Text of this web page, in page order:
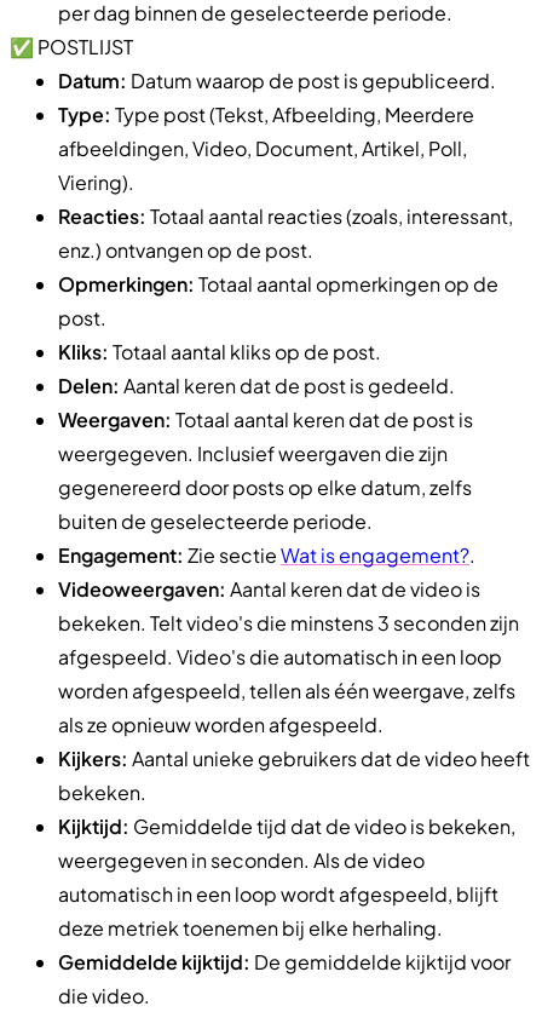
per dag binnen de geselecteerde periode.
✅ POSTLIJST
Datum: Datum waarop de post is gepubliceerd.
Type: Type post (Tekst, Afbeelding, Meerdere
afbeeldingen, Video, Document, Artikel, Poll,
Viering).
Reacties: Totaal aantal reacties (zoals, interessant,
enz.) ontvangen op de post.
Opmerkingen: Totaal aantal opmerkingen op de
post.
Kliks: Totaal aantal kliks op de post.
Delen: Aantal keren dat de post is gedeeld.
Weergaven: Totaal aantal keren dat de post is
weergegeven. Inclusief weergaven die zijn
gegenereerd door posts op elke datum, zelfs
buiten de geselecteerde periode.
Engagement: Zie sectieWat is engagement?.
Videoweergaven: Aantal keren dat de video is
bekeken. Telt video's die minstens 3 seconden zijn
afgespeeld. Video's die automatisch in een loop
worden afgespeeld, tellen als één weergave, zelfs
als ze opnieuw worden afgespeeld.
Kijkers: Aantal unieke gebruikers dat de video heeft
bekeken.
Kijktijd: Gemiddelde tijd dat de video is bekeken,
weergegeven in seconden. Als de video
automatisch in een loop wordt afgespeeld, blijft
deze metriek toenemen bij elke herhaling.
Gemiddelde kijktijd: De gemiddelde kijktijd voor
die video.